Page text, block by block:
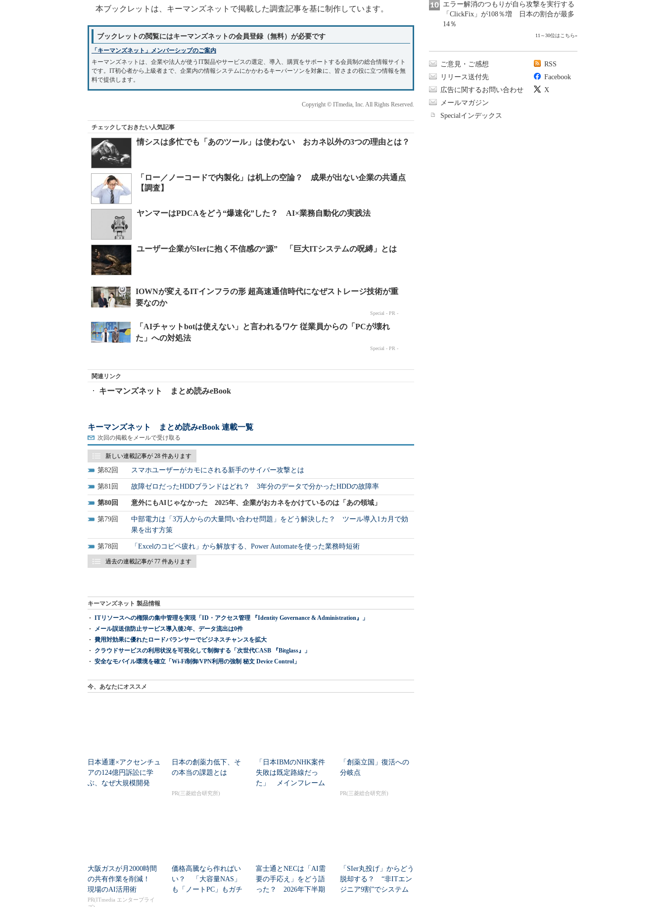
本ブックレットは、キーマンズネットで掲載した調査記事を基に制作しています。
ブックレットの閲覧にはキーマンズネットの会員登録（無料）が必要です
「キーマンズネット」メンバーシップのご案内
キーマンズネットは、企業や法人が使うIT製品やサービスの選定、導入、購買をサポートする会員制の総合情報サイト
です。IT初心者から上級者まで、企業内の情報システムにかかわるキーパーソンを対象に、皆さまの役に立つ情報を無
料で提供します。
Copyright © ITmedia, Inc. All Rights Reserved.
チェックしておきたい人気記事
情シスは多忙でも「あのツール」は使わない おカネ以外の3つの理由とは？
「ロー／ノーコードで内製化」は机上の空論？ 成果が出ない企業の共通点
【調査】
ヤンマーはPDCAをどう“爆速化”した？ AI×業務自動化の実践法
ユーザー企業がSIerに抱く不信感の“源” 「巨大ITシステムの呪縛」とは
関連リンク
キーマンズネット まとめ読みeBook
キーマンズネット まとめ読みeBook 連載一覧
次回の掲載をメールで受け取る
新しい連載記事が 28 件あります
82 スマホユーザーがカモにされる新手のサイバー攻撃とは
81 故障ゼロだったHDDブランドはどれ？ 3年分のデータで分かったHDDの故障率
80 意外にもAIじゃなかった 2025年、企業がおカネをかけているのは「あの領域」
79
中部電力は「3万人からの大量問い合わせ問題」をどう解決した？ ツール導入1カ月で効
果を出す方策
78 「Excelのコピペ疲れ」から解放する、Power Automateを使った業務時短術
過去の連載記事が 77 件あります
キーマンズネット 製品情報
ITリソースへの権限の集中管理を実現「ID・アクセス管理 『Identity Governance & Administration』」
メール誤送信防止サービス導入後2年、データ流出は0件
費用対効果に優れたロードバランサーでビジネスチャンスを拡大
クラウドサービスの利用状況を可視化して制御する「次世代CASB 『Bitglass』」
安全なモバイル環境を確立「Wi-Fi制御/VPN利用の強制 秘文 Device Control」
今、あなたにオススメ
日本通運×アクセンチュ
アの124億円訴訟に学
ぶ、なぜ大規模開発
日本の創薬力低下、そ
の本当の課題とは
PR(三菱総合研究所)
「日本IBMのNHK案件
失敗は既定路線だっ
た」 メインフレーム
「創薬立国」復活への
分岐点
PR(三菱総合研究所)
大阪ガスが月2000時間
の共有作業を削減！
現場のAI活用術
PR(ITmedia エンタープライ
価格高騰なら作ればい
い？ 「大容量NAS」
も「ノートPC」もガチ
富士通とNECは「AI需
要の手応え」をどう語
った？ 2026年下半期
「SIer丸投げ」からどう
脱却する？ “非ITエン
ジニア9割”でシステム
エラー解消のつもりが自ら攻撃を実行する
「ClickFix」が108％増 日本の割合が最多
14％
11～30位はこちら»
ご意見・ご感想
リリース送付先
広告に関するお問い合わせ
メールマガジン
Specialインデックス
RSS
Facebook
X